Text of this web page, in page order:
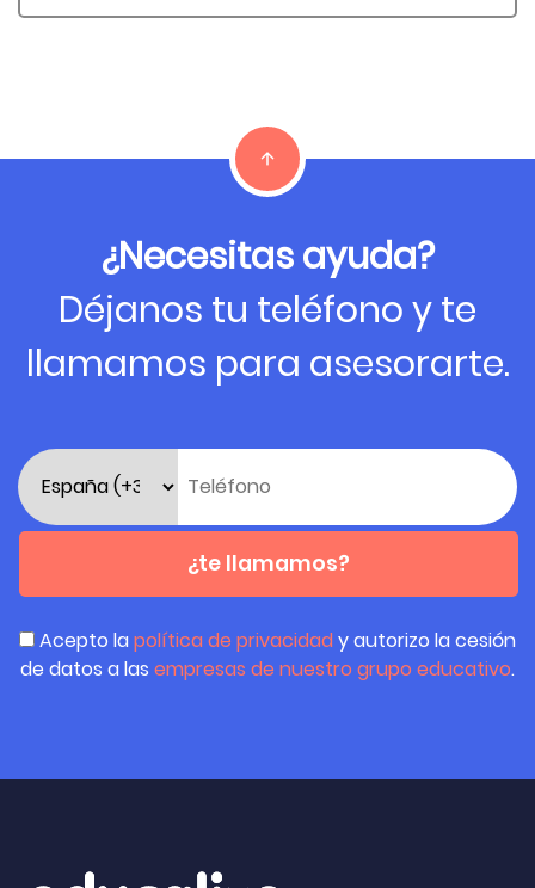
¿Necesitas ayuda?
Déjanos tu teléfono y te
llamamos para asesorarte.
¿te llamamos?
Acepto lapolítica de privacidady autorizo la cesión
de datos a las empresas de nuestro grupo educativo.